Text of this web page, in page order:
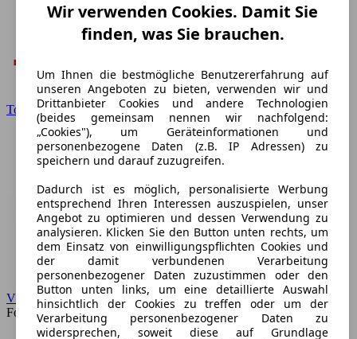
Toyota
VW
Forum
Wir verwenden Cookies. Damit Sie
finden, was Sie brauchen.
Um Ihnen die bestmögliche Benutzererfahrung auf
unseren Angeboten zu bieten, verwenden wir und
Drittanbieter Cookies und andere Technologien
(beides gemeinsam nennen wir nachfolgend:
„Cookies"), um Geräteinformationen und
personenbezogene Daten (z.B. IP Adressen) zu
speichern und darauf zuzugreifen.
Dadurch ist es möglich, personalisierte Werbung
entsprechend Ihren Interessen auszuspielen, unser
Angebot zu optimieren und dessen Verwendung zu
analysieren. Klicken Sie den Button unten rechts, um
dem Einsatz von einwilligungspflichten Cookies und
der damit verbundenen Verarbeitung
personenbezogener Daten zuzustimmen oder den
Button unten links, um eine detaillierte Auswahl
hinsichtlich der Cookies zu treffen oder um der
Verarbeitung personenbezogener Daten zu
widersprechen, soweit diese auf Grundlage